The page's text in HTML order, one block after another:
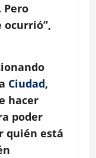
Pero
Ciudad,
hacer
poder
quién está